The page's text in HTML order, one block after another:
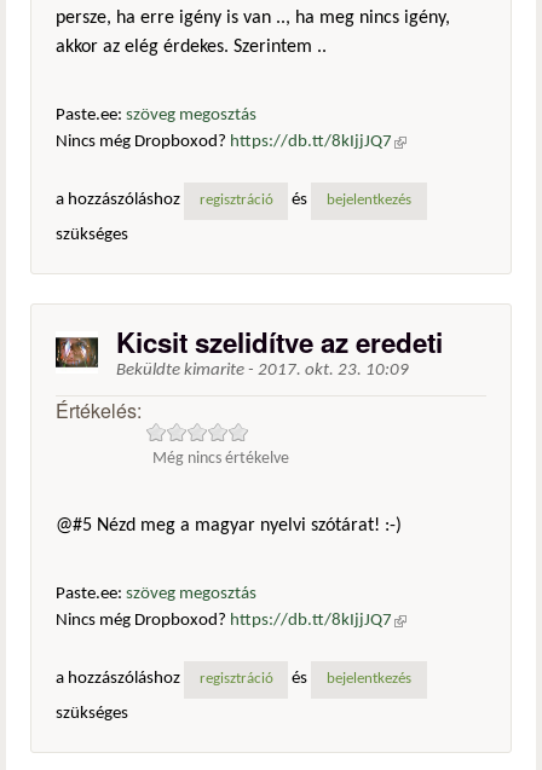
persze, ha erre igény is van .., ha meg nincs igény,
akkor az elég érdekes. Szerintem ..
Paste.ee: szöveg megosztás
Nincs még Dropboxod? https://db.tt/8kIjjJQ7 (külső
a hozzászóláshoz
regisztráció és bejelentkezés
szükséges
Kicsit szelidítve az eredeti
Beküldte kimarite - 2017. okt. 23. 10:09
Értékelés:
Még nincs értékelve
@#5 Nézd meg a magyar nyelvi szótárat! :-)
Paste.ee: szöveg megosztás
Nincs még Dropboxod? https://db.tt/8kIjjJQ7 (külső
a hozzászóláshoz
regisztráció és bejelentkezés
szükséges